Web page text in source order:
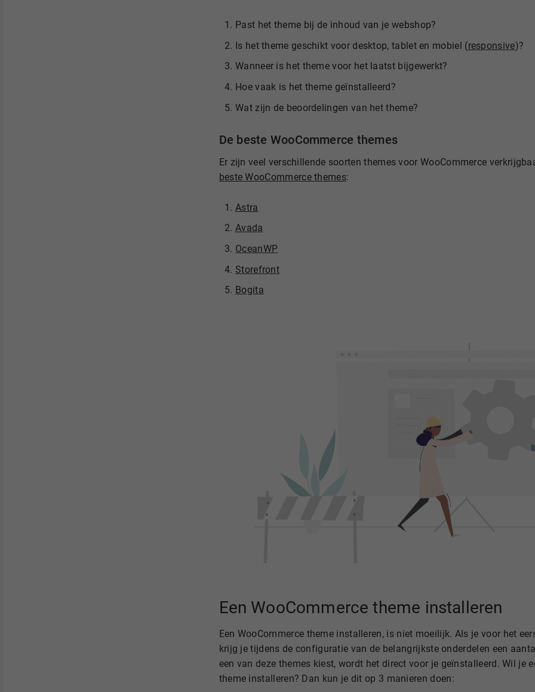
Past het theme bij de inhoud van je webshop?
Is het theme geschikt voor desktop, tablet en mobiel (responsive)?
Wanneer is het theme voor het laatst bijgewerkt?
Hoe vaak is het theme geïnstalleerd?
Wat zijn de beoordelingen van het theme?
De beste WooCommerce themes
Er zijn veel verschillende soorten themes voor WooCommerce
beste WooCommerce themes:
Astra
Avada
OceanWP
Storefront
Bogita
Een WooCommerce theme installeren
Een WooCommerce theme installeren, is niet moeilijk. Als je voor het
krijg je tijdens de configuratie van de belangrijkste onderdelen een
een van deze themes kiest, wordt het direct voor je geïnstalleerd. Wil je
theme installeren? Dan kun je dit op 3 manieren doen: